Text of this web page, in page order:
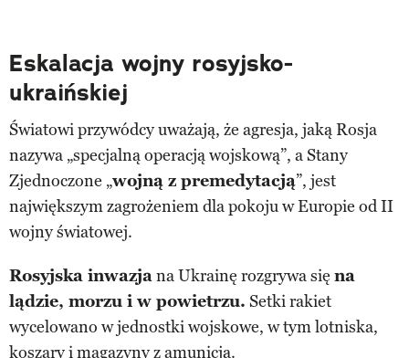
Eskalacja wojny rosyjsko-
ukraińskiej
Światowi przywódcy uważają, że agresja, jaką Rosja
nazywa „specjalną operacją wojskową”, a Stany
Zjednoczone „wojną z premedytacją”, jest
największym zagrożeniem dla pokoju w Europie od II
wojny światowej.
Rosyjska inwazjana Ukrainę rozgrywa się na
lądzie, morzu i w powietrzu. Setki rakiet
wycelowano w jednostki wojskowe, w tym lotniska,
koszary i magazyny z amunicją.